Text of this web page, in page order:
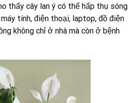
thấy cây lan ý có thể hấp thụ sóng
tính, điện thoại, laptop, đồ điện
không chỉ ở nhà mà còn ở bệnh